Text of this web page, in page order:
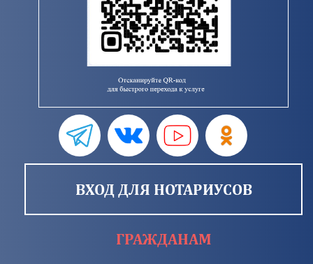
ВХОД ДЛЯ НОТАРИУСОВ
ГРАЖДАНАМ